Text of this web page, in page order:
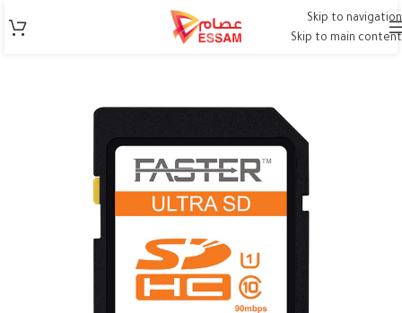
Skip to navigation
Skip to main content